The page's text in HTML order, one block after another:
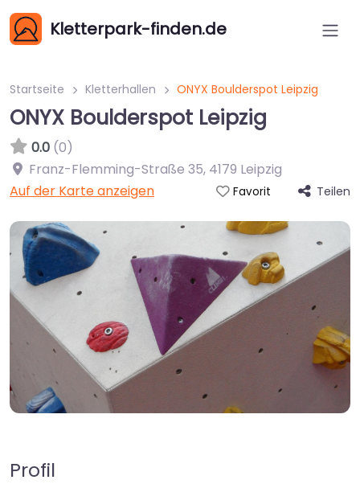
Kletterpark-finden.de
Startseite Kletterhallen ONYX Boulderspot Leipzig
ONYX Boulderspot Leipzig
0.0 (0)
Franz-Flemming-Straße 35, 4179 Leipzig
Auf der Karte anzeigen
Favorit Teilen
Profil